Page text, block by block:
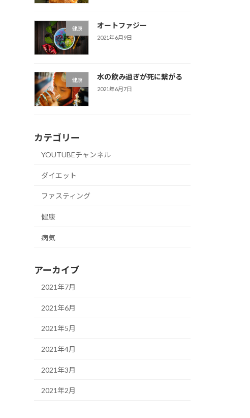
健康 オートファジー
2021年6月9日
健康 水の飲み過ぎが死に繋がる
2021年6月7日
カテゴリー
YOUTUBEチャンネル
ダイエット
ファスティング
健康
病気
アーカイブ
2021年7月
2021年6月
2021年5月
2021年4月
2021年3月
2021年2月